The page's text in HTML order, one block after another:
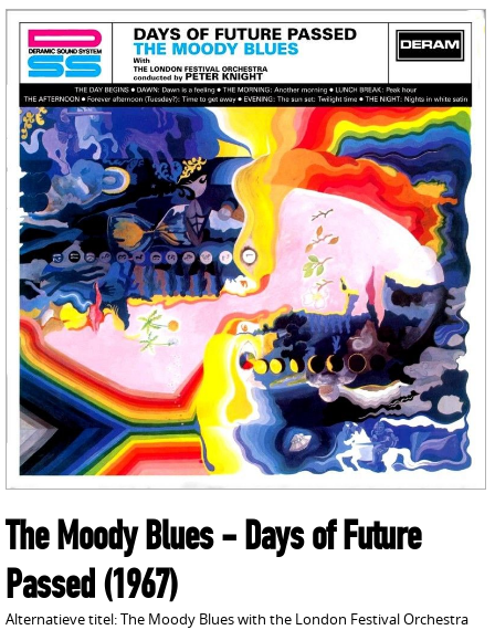
The Moody Blues- Days of Future
Passed(1967)
Alternatieve titel: The Moody Blues with the London Festival Orchestra